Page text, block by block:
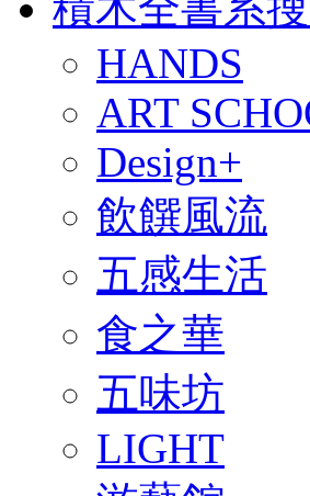
HANDS
ART
Design+
飲饌風流
五感生活
食之華
五味坊
LIGHT